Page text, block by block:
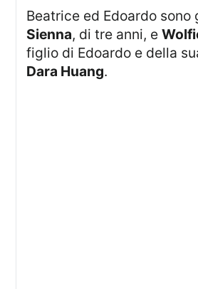
Beatrice ed Edoardo
Sienna, di tre anni, e
figlio di Edoardo e della
Dara Huang.